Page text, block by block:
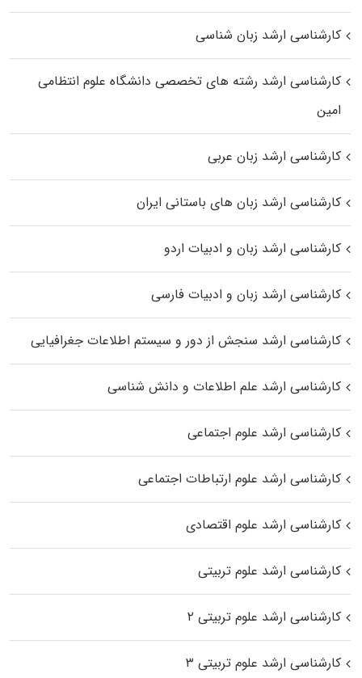
کارشناسی ارشد زبان شناسی
کارشناسی ارشد رﺷﺘﻪ ﻫﺎی تخصصی داﻧﺸﮕﺎه ﻋﻠﻮم انتظامی
اﻣﻴﻦ
کارشناسی ارشد زبان عربی
کارشناسی ارشد زبان‌ های باستانی ایران
کارشناسی ارشد زبان و ادبیات اردو
کارشناسی ارشد زبان و ادبیات فارسی
کارشناسی ارشد سنجش از دور و سیستم اطلاعات جغرافیایی
کارشناسی ارشد علم اطلاعات و دانش شناسی
کارشناسی ارشد علوم اجتماعی
کارشناسی ارشد علوم ارتباطات اجتماعی
کارشناسی ارشد علوم اقتصادی
کارشناسی ارشد علوم تربیتی
کارشناسی ارشد علوم تربیتی ۲
کارشناسی ارشد علوم تربیتی ۳